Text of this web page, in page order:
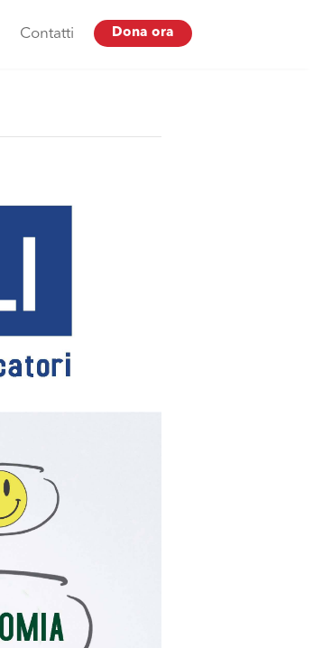
Contatti Dona ora